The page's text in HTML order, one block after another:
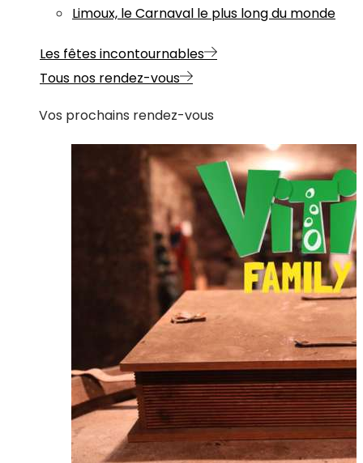
Limoux, le Carnaval le plus long du monde
Les fêtes incontournables
Tous nos rendez-vous
Vos prochains rendez-vous